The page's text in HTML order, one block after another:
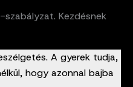
szabályzat. Kezdésnek
A gyerek tudja,
hogy azonnal bajba